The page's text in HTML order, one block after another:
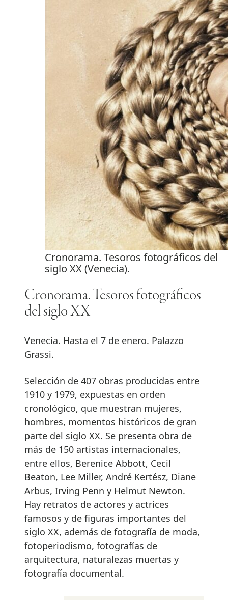
Cronorama. Tesoros fotográficos del
siglo XX (Venecia).
Cronorama. Tesoros fotográficos
del siglo XX
Venecia. Hasta el 7 de enero. Palazzo
Grassi.
Selección de 407 obras producidas entre
1910 y 1979, expuestas en orden
cronológico, que muestran mujeres,
hombres, momentos históricos de gran
parte del siglo XX. Se presenta obra de
más de 150 artistas internacionales,
entre ellos, Berenice Abbott, Cecil
Beaton, Lee Miller, André Kertész, Diane
Arbus, Irving Penn y Helmut Newton.
Hay retratos de actores y actrices
famosos y de figuras importantes del
siglo XX, además de fotografía de moda,
fotoperiodismo, fotografías de
arquitectura, naturalezas muertas y
fotografía documental.